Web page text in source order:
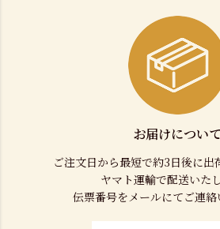
お届けについて
ご注文日から最短で約3日後に出
ヤマト運輸で配送いたし
伝票番号をメールにてご連絡